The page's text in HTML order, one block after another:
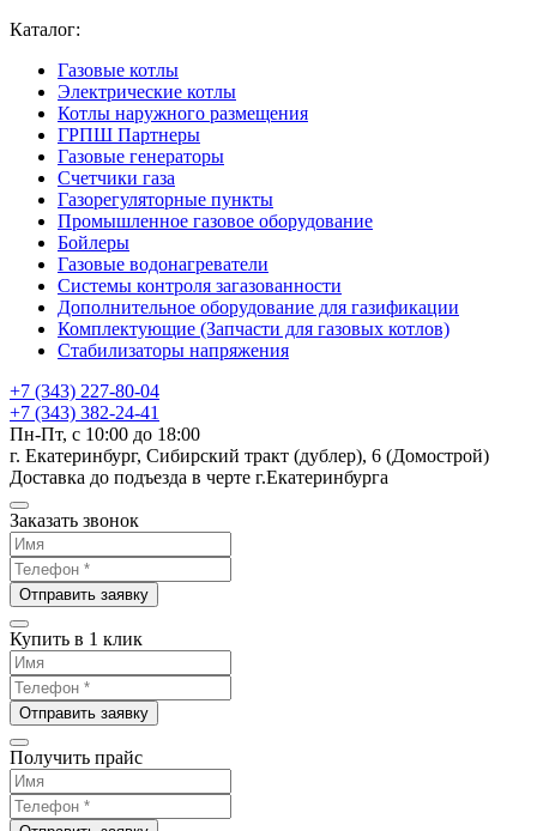
Каталог:
Газовые котлы
Электрические котлы
Котлы наружного размещения
ГРПШ Партнеры
Газовые генераторы
Счетчики газа
Газорегуляторные пункты
Промышленное газовое оборудование
Бойлеры
Газовые водонагреватели
Системы контроля загазованности
Дополнительное оборудование для газификации
Комплектующие (Запчасти для газовых котлов)
Стабилизаторы напряжения
+7 (343) 227-80-04
+7 (343) 382-24-41
Пн-Пт, с 10:00 до 18:00
г. Екатеринбург, Сибирский тракт (дублер), 6 (Домострой)
Доставка до подъезда в черте г.Екатеринбурга
Заказать звонок
Отправить заявку
Купить в 1 клик
Отправить заявку
Получить прайс